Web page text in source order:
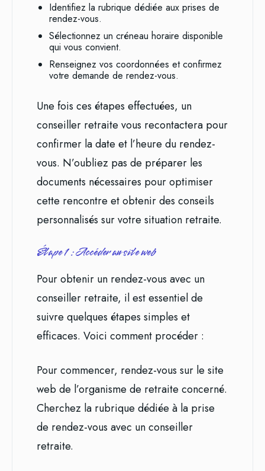
Identifiez la rubrique dédiée aux prises de
rendez-vous.
Sélectionnez un créneau horaire disponible
qui vous convient.
Renseignez vos coordonnées et confirmez
votre demande de rendez-vous.
Une fois ces étapes effectuées, un
conseiller retraite vous recontactera pour
confirmer la date et l’heure du rendez-
vous. N’oubliez pas de préparer les
documents nécessaires pour optimiser
cette rencontre et obtenir des conseils
personnalisés sur votre situation retraite.
Étape 1 : Accéder au site web
Pour obtenir un rendez-vous avec un
conseiller retraite, il est essentiel de
suivre quelques étapes simples et
efficaces. Voici comment procéder :
Pour commencer, rendez-vous sur le site
web de l’organisme de retraite concerné.
Cherchez la rubrique dédiée à la prise
de rendez-vous avec un conseiller
retraite.